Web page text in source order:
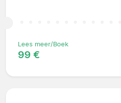
Lees meer/Boek
99 €